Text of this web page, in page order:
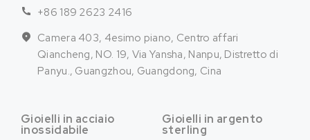
+86 189 2623 2416
Camera 403, 4esimo piano, Centro affari
Qiancheng, NO. 19, Via Yansha, Nanpu, Distretto di
Panyu., Guangzhou, Guangdong, Cina
Gioielli in acciaio
inossidabile
Gioielli in argento
sterling